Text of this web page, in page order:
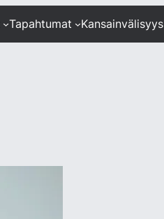
Tapahtumat Kansainvälisyys